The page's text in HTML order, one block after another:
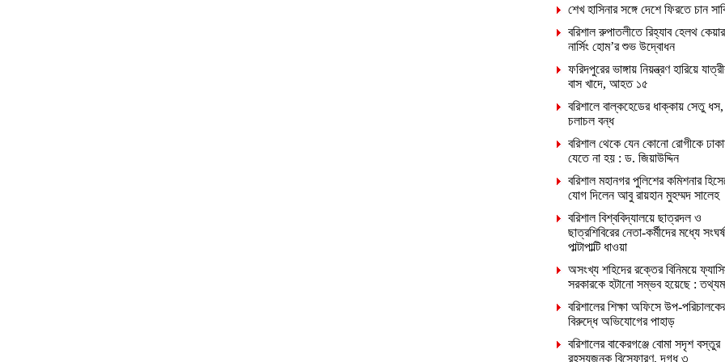
শেখ হাসিনার সঙ্গে দেশে ফিরতে চান
বরিশাল রুপাতলীতে রিহ্যাব হেলথ
নার্সিং হোম’র শুভ উদ্বোধন
ফরিদপুরের ভাঙ্গায় নিয়ন্ত্রণ হারিয়ে
বাস খাদে, আহত ১৫
বরিশালে বাল্কহেডের ধাক্কায় সেতু ধস,
চলাচল বন্ধ
বরিশাল থেকে যেন কোনো রোগীকে
যেতে না হয় : ড. জিয়াউদ্দিন
বরিশাল মহানগর পুলিশের কমিশনার
যোগ দিলেন আবু রায়হান মুহম্মদ সালেহ
বরিশাল বিশ্ববিদ্যালয়ে ছাত্রদল ও
ছাত্রশিবিরের নেতা-কর্মীদের মধ্যে
পাল্টাপাল্টি ধাওয়া
অসংখ্য শহিদের রক্তের বিনিময়ে
সরকারকে হটানো সম্ভব হয়েছে :
বরিশালের শিক্ষা অফিসে উপ-
বিরুদ্ধে অভিযোগের পাহাড়
বরিশালের বাকেরগঞ্জে বোমা সদৃশ বস্তুর
রহস্যজনক বিস্ফোরণ, দগ্ধ ৩